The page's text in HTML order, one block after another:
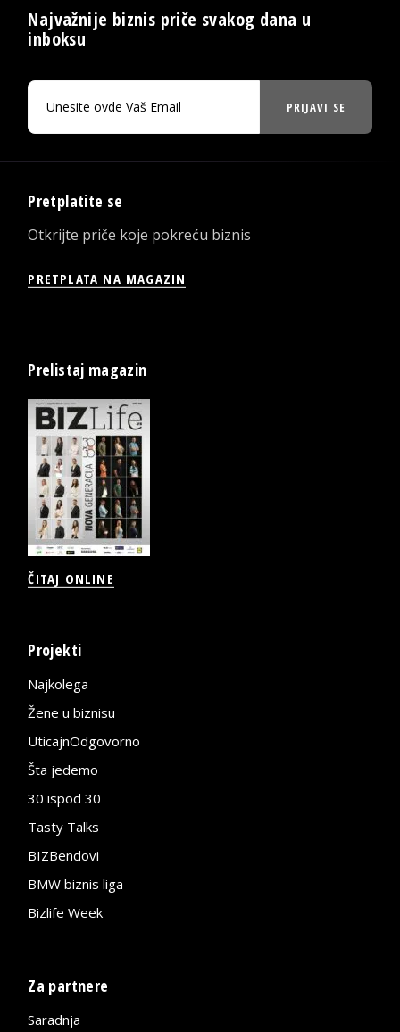
Najvažnije biznis priče svakog dana u
inboksu
PRIJAVI SE
Pretplatite se
Otkrijte priče koje pokreću biznis
PRETPLATA NA MAGAZIN
Prelistaj magazin
ČITAJ ONLINE
Projekti
Najkolega
Žene u biznisu
UticajnOdgovorno
Šta jedemo
30 ispod 30
Tasty Talks
BIZBendovi
BMW biznis liga
Bizlife Week
Za partnere
Saradnja